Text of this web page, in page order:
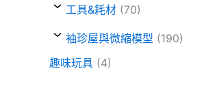
工具&耗材 (70)
袖珍屋與微縮模型 (190)
趣味玩具 (4)